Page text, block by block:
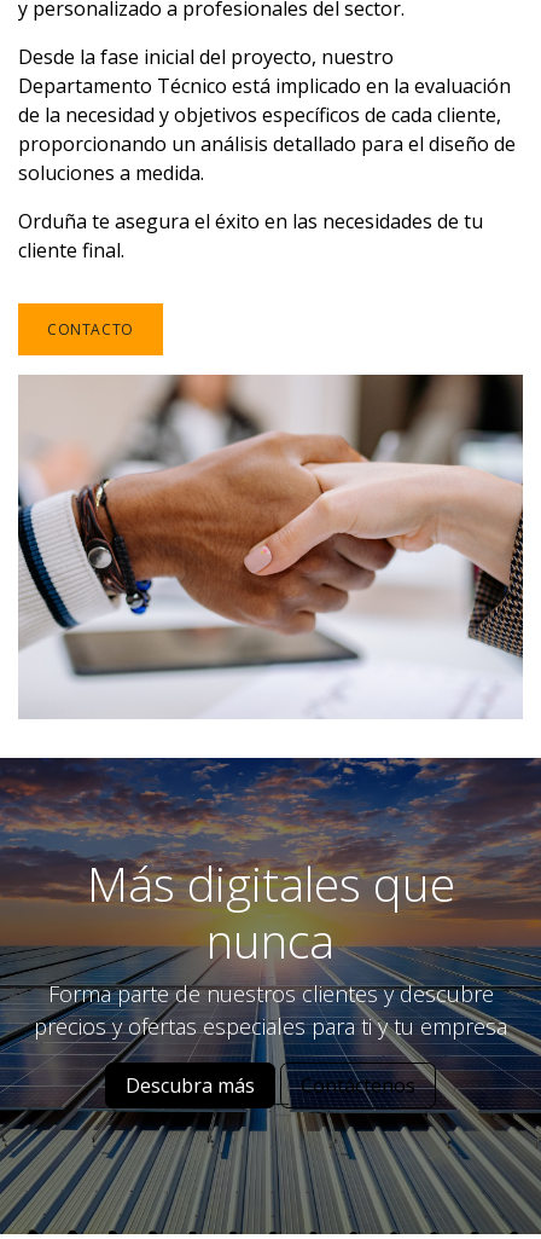
y personalizado a profesionales del sector.
Desde la fase inicial del proyecto, nuestro
Departamento Técnico está implicado en la evaluación
de la necesidad y objetivos específicos de cada cliente,
proporcionando un análisis detallado para el diseño de
soluciones a medida.
Orduña te asegura el éxito en las necesidades de tu
cliente final.
CONTACTO
Más digitales que
nunca
Forma parte de nuestros clientes y descubre
precios y ofertas especiales para ti y tu empresa
Descubra más Contáctenos